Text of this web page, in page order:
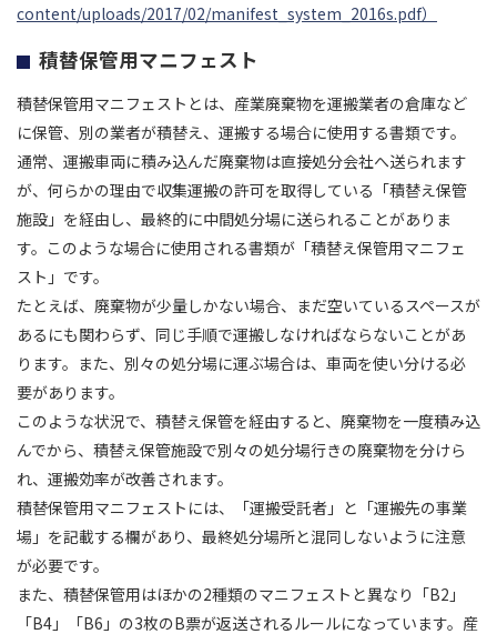
content/uploads/2017/02/manifest_system_2016s.pdf）
積替保管用マニフェスト
積替保管用マニフェストとは、産業廃棄物を運搬業者の倉庫など
に保管、別の業者が積替え、運搬する場合に使用する書類です。
通常、運搬車両に積み込んだ廃棄物は直接処分会社へ送られます
が、何らかの理由で収集運搬の許可を取得している「積替え保管
施設」を経由し、最終的に中間処分場に送られることがありま
す。このような場合に使用される書類が「積替え保管用マニフェ
スト」です。
たとえば、廃棄物が少量しかない場合、まだ空いているスペースが
あるにも関わらず、同じ手順で運搬しなければならないことがあ
ります。また、別々の処分場に運ぶ場合は、車両を使い分ける必
要があります。
このような状況で、積替え保管を経由すると、廃棄物を一度積み込
んでから、積替え保管施設で別々の処分場行きの廃棄物を分けら
れ、運搬効率が改善されます。
積替保管用マニフェストには、「運搬受託者」と「運搬先の事業
場」を記載する欄があり、最終処分場所と混同しないように注意
が必要です。
また、積替保管用はほかの2種類のマニフェストと異なり「B2」
「B4」「B6」の3枚のB票が返送されるルールになっています。産